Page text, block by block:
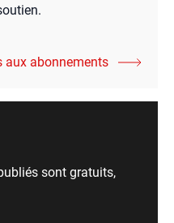
aux abonnements
sont gratuits,